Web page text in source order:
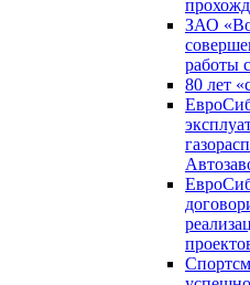
ЗАО
работы
80 лет